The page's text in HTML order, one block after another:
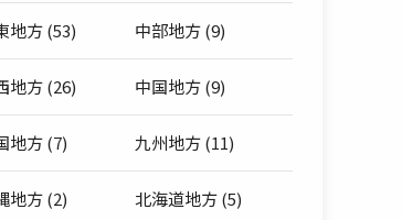
地方 (53) 中部地方 (9)
地方 (26) 中国地方 (9)
地方 (7) 九州地方 (11)
地方 (2) 北海道地方 (5)